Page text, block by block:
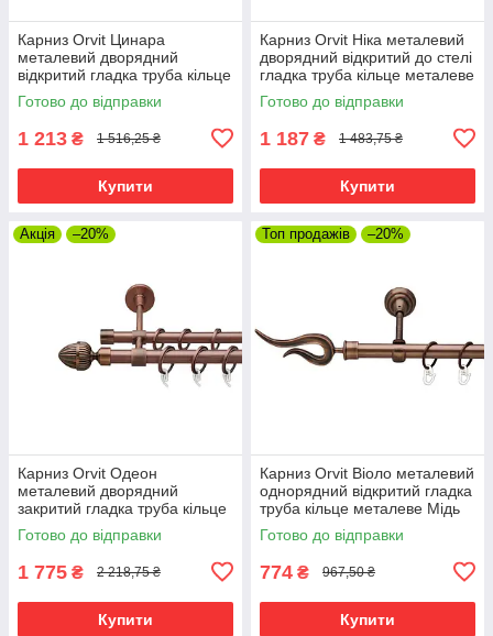
Карниз Orvit Цинара
металевий дворядний
відкритий гладка труба кільце
металеве Мідь 16\16 мм 300
см (00-00020776)
Готово до відправки
1 213 ₴ 1 516,25 ₴
Купити
Карниз Orvit Ніка металевий
дворядний відкритий до стелі
гладка труба кільце металеве
Мідь 16\16 мм 300 см (00-
00020174)
Готово до відправки
1 187 ₴ 1 483,75 ₴
Купити
Акція –20%
Карниз Orvit Одеон
металевий дворядний
закритий гладка труба кільце
фасонне металеве Мідь
19\16 мм 300 см (6938840)
Готово до відправки
1 775 ₴ 2 218,75 ₴
Купити
Топ продажів –20%
Карниз Orvit Віоло металевий
однорядний відкритий гладка
труба кільце металеве Мідь
19 мм 300 см (00-00011662)
Готово до відправки
774 ₴ 967,50 ₴
Купити